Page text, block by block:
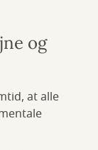
og
at alle